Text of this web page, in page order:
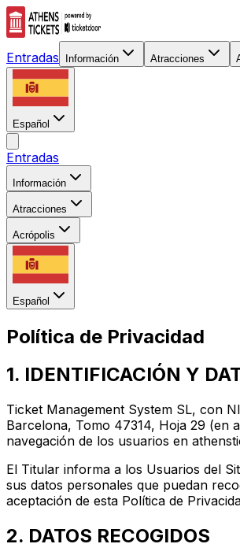
Entradas Información Atracciones
Español
Entradas
Información
Atracciones
Acrópolis
Español
Política de Privacidad
1. IDENTIFICACIÓN Y
Ticket Management System SL, con
Barcelona, Tomo 47314, Hoja 29 (en
navegación de los usuarios en
El Titular informa a los Usuarios del
sus datos personales que puedan
aceptación de esta Política de
2. DATOS RECOGIDOS